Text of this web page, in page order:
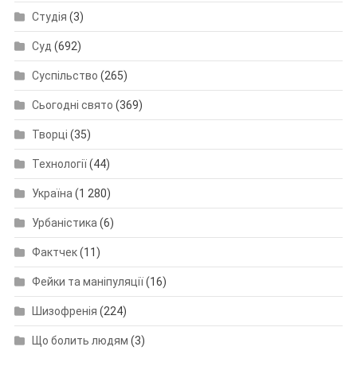
Студія (3)
Суд (692)
Суспільство (265)
Сьогодні свято (369)
Творці (35)
Технології(44)
Україна (1 280)
Урбаністика (6)
Фактчек(11)
Фейки та маніпуляції(16)
Шизофренія (224)
Що болить людям (3)